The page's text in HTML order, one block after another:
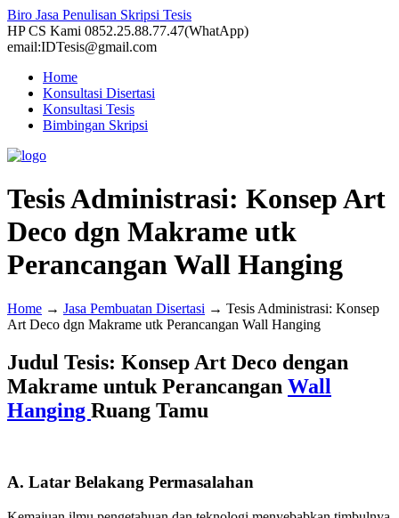
Biro Jasa Penulisan Skripsi Tesis
HP CS Kami 0852.25.88.77.47(WhatApp)
email:IDTesis@gmail.com
Home
Konsultasi Disertasi
Konsultasi Tesis
Bimbingan Skripsi
Tesis Administrasi: Konsep Art
Deco dgn Makrame utk
Perancangan Wall Hanging
Home → Jasa Pembuatan Disertasi → Tesis Administrasi: Konsep
Art Deco dgn Makrame utk Perancangan Wall Hanging
Judul Tesis: Konsep Art Deco dengan
Makrame untuk Perancangan Wall
Hanging Ruang Tamu
A. Latar Belakang Permasalahan